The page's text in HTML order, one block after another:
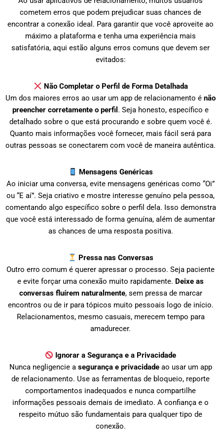
cometem erros que podem prejudicar suas chances de
encontrar a conexão ideal. Para garantir que você aproveite ao
máximo a plataforma e tenha uma experiência mais
satisfatória, aqui estão alguns erros comuns que devem ser
evitados:
Não Completar o Perfil de Forma Detalhada
Um dos maiores erros ao usar um app de relacionamento é não
preencher corretamente o perfil . Seja honesto, específico e
detalhado sobre o que está procurando e sobre quem você é.
Quanto mais informações você fornecer, mais fácil será para
outras pessoas se conectarem com você de maneira autêntica.
Mensagens Genéricas
Ao iniciar uma conversa, evite mensagens genéricas como “Oi”
ou “E aí”. Seja criativo e mostre interesse genuíno pela pessoa,
comentando algo específico sobre o perfil dela. Isso demonstra
que você está interessado de forma genuína, além de aumentar
as chances de uma resposta positiva.
Pressa nas Conversas
Outro erro comum é querer apressar o processo. Seja paciente
e evite forçar uma conexão muito rapidamente. Deixe as
conversas fluírem naturalmente, sem pressa de marcar
encontros ou de ir para tópicos muito pessoais logo de início.
Relacionamentos, mesmo casuais, merecem tempo para
amadurecer.
Ignorar a Segurança e a Privacidade
Nunca negligencie a segurança e privacidadeao usar um app
de relacionamento. Use as ferramentas de bloqueio, reporte
comportamentos inadequados e nunca compartilhe
informações pessoais demais de imediato. A confiança e o
respeito mútuo são fundamentais para qualquer tipo de
conexão.